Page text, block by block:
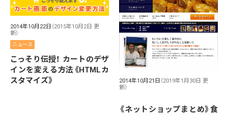
2014年10月22日 （2015年10月2日 更
新）
ニュース
こっそり伝授！ カートのデザ
インを変える方法《HTMLカ
スタマイズ》
2014年10月21日 （2019年1月30日 更
新）
《ネットショップまとめ》食